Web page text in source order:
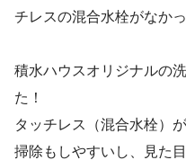
チレスの混合水栓がなか
積水ハウスオリジナルの
た！
タッチレス（混合水栓）
掃除もしやすいし、見た